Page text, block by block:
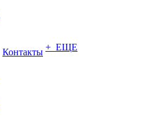
Контакты + ЕЩЕ